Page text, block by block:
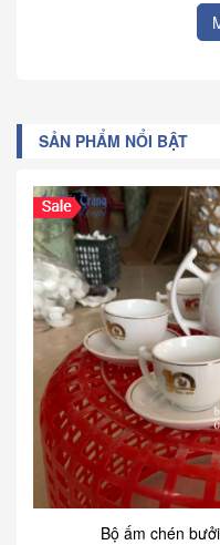
SẢN PHẨM NỔI BẬT
Bộ ấm chén